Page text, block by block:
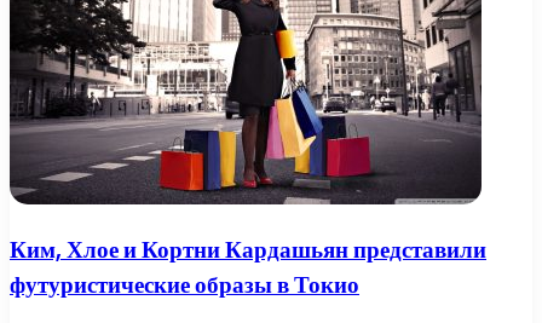
Ким, Хлое и Кортни Кардашьян представили
футуристические образы в Токио